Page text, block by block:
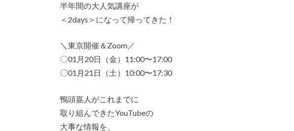
半年間の大人気講座が
＜2days＞になって帰ってきた！
＼東京開催＆Zoom／
〇01月20日（金）11:00〜17:00
〇01月21日（土）10:00〜17:30
鴨頭嘉人がこれまでに
取り組んできたYouTubeの
大事な情報を、